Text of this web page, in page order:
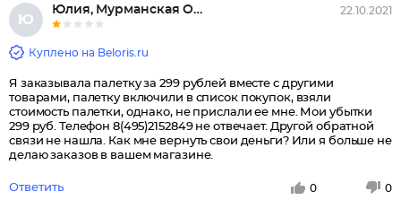
Ю
Юлия, Мурманская Область, Нату... 22.10.2021
Куплено на Beloris.ru
Я заказывала палетку за 299 рублей вместе с другими
товарами, палетку включили в список покупок, взяли
стоимость палетки, однако, не прислали ее мне. Мои убытки
299 руб. Телефон 8(495)2152849 не отвечает. Другой обратной
связи не нашла. Как мне вернуть свои деньги? Или я больше не
делаю заказов в вашем магазине.
Ответить 0 0